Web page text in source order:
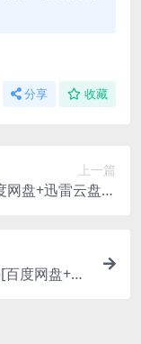
分享 收藏
上一篇
盘+迅雷云盘资
度网盘+迅
码）】